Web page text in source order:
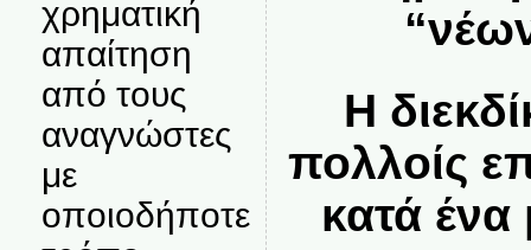
χρηματική
απαίτηση
από τους
αναγνώστες
με
οποιοδήποτε
Η
πολλοίς
κατά